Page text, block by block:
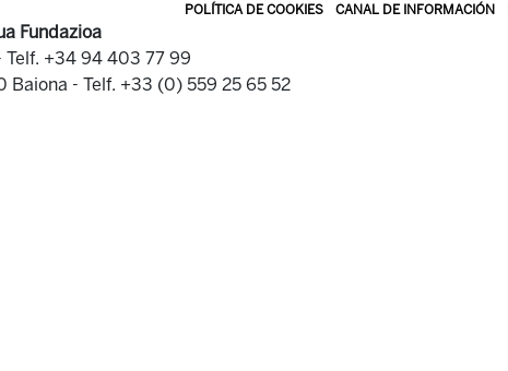
POLÍTICA DE COOKIES CANAL DE INFORMACIÓN
Fundazioa
Telf. +34 94 403 77 99
Baiona - Telf. +33 (0) 559 25 65 52